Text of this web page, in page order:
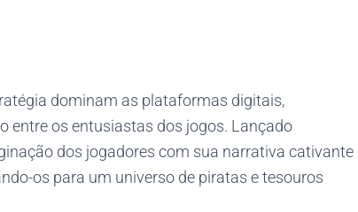
dominam as plataformas digitais,
entre os entusiastas dos jogos. Lançado
dos jogadores com sua narrativa cativante
os para um universo de piratas e tesouros